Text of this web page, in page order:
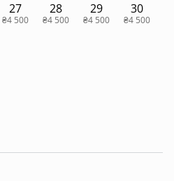
27
₴4 500
28
₴4 500
29
₴4 500
30
₴4 500